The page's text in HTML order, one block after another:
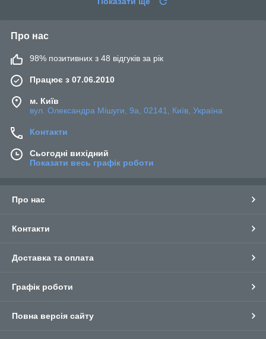
Про нас
98% позитивних з 48 відгуків за рік
Працює з 07.06.2010
м. Київ
вул. Олександра Мішуги, 9а, 02141, Київ, Україна
Контакти
Сьогодні вихідний
Показати весь графік роботи
Про нас
Контакти
Доставка та оплата
Графік роботи
Повна версія сайту